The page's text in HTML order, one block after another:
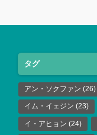
タグ
アン・ソクファン (26)
イム・イェジン (23)
イ・アヒョン (24)